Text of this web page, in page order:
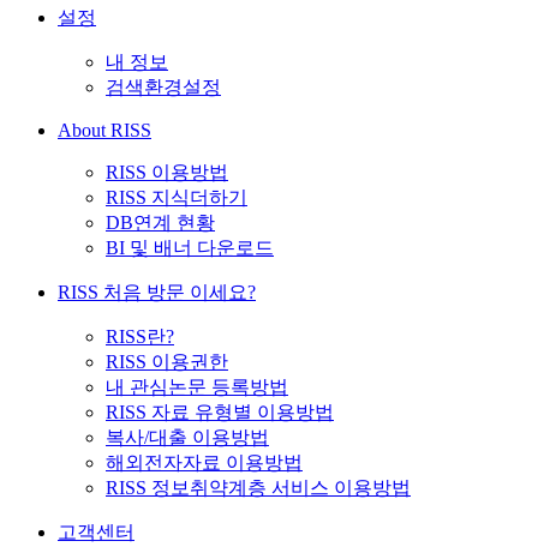
설정
내 정보
검색환경설정
About RISS
RISS 이용방법
RISS 지식더하기
DB연계 현황
BI 및 배너 다운로드
RISS 처음 방문 이세요?
RISS란?
RISS 이용권한
내 관심논문 등록방법
RISS 자료 유형별 이용방법
복사/대출 이용방법
해외전자자료 이용방법
RISS 정보취약계층 서비스 이용방법
고객센터